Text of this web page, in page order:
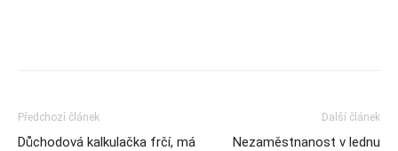
Předchozí článek
Důchodová kalkulačka frčí, má
Další článek
Nezaměstnanost v lednu